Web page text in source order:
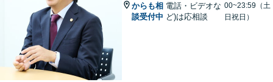
からも相
談受付中
電話・ビデオな
ど)は応相談
00~23:59（土
日祝日）